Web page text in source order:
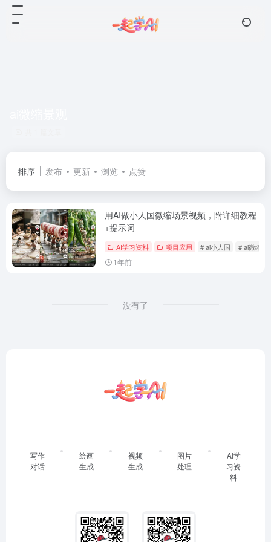
排序 发布 更新 浏览 点赞
用AI做小人国微缩场景视频，附详细教程
+提示词
AI学习资料 项目应用 # ai小人国 # ai微缩景
1年前
没有了
写作
对话
绘画
生成
视频
生成
图片
处理
AI学
习资
料